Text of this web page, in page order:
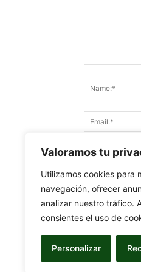
Valoramos tu
Utilizamos cookies para
navegación, ofrecer
analizar nuestro tráfico.
consientes el uso de
Personalizar
Save my